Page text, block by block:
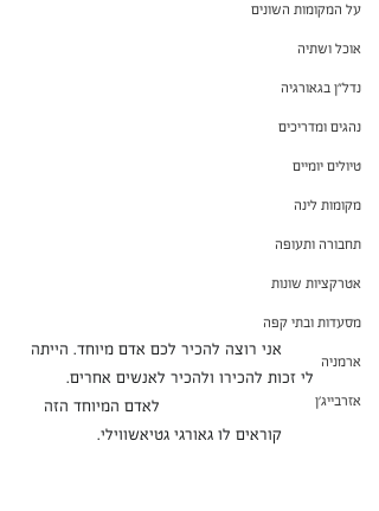
על המקומות השונים
אוכל ושתיה
נדל"ן בגאורגיה
נהגים ומדריכים
טיולים יומיים
מקומות לינה
תחבורה ותעופה
אטרקציות שונות
מסעדות ובתי קפה
ארמניה
אזרבייג'ן
               אני רוצה להכיר לכם אדם מיוחד. הייתה
לי זכות להכירו ולהכיר לאנשים אחרים.
                                      לאדם המיוחד הזה
קוראים לו גאורגי גטיאשווילי.